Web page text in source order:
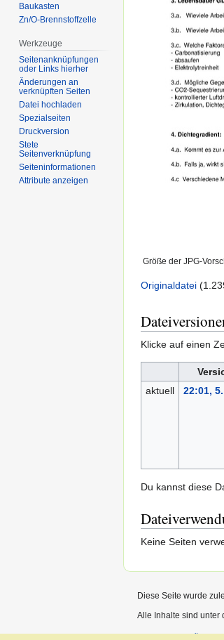
Größe der JPG-
Originaldatei
Klicke auf einen
aktuell
22:01,
Du kannst diese
Keine Seiten
Baukasten
Zn/O-Brennstoffzelle
Werkzeuge
Seitenanknüpfungen
oder Links hierher
Änderungen an
verknüpften Seiten
Datei hochladen
Spezialseiten
Druckversion
Stete
Seitenverknüpfung
Seiten­informationen
Attribute anzeigen
Diese Seite wurde
Alle Inhalte sind unter